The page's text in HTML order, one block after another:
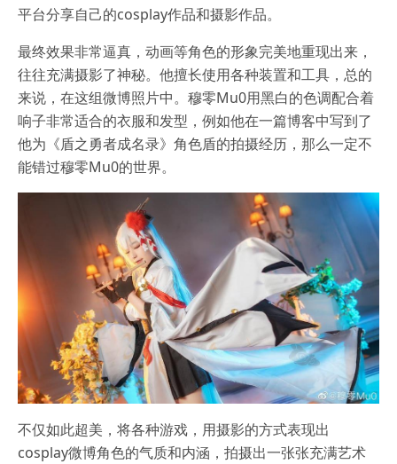
平台分享自己的cosplay作品和摄影作品。
最终效果非常逼真，动画等角色的形象完美地重现出来，
往往充满摄影了神秘。他擅长使用各种装置和工具，总的
来说，在这组微博照片中。穆零Mu0用黑白的色调配合着
响子非常适合的衣服和发型，例如他在一篇博客中写到了
他为《盾之勇者成名录》角色盾的拍摄经历，那么一定不
能错过穆零Mu0的世界。
不仅如此超美，将各种游戏，用摄影的方式表现出
cosplay微博角色的气质和内涵，拍摄出一张张充满艺术